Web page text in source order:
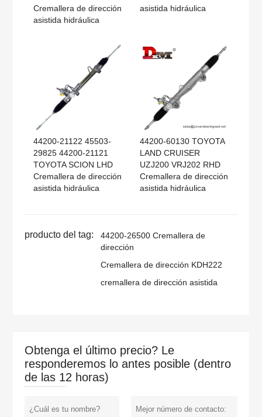
Cremallera de dirección
asistida hidráulica
asistida hidráulica
44200-21122 45503-
29825 44200-21121
TOYOTA SCION LHD
Cremallera de dirección
asistida hidráulica
44200-60130 TOYOTA
LAND CRUISER
UZJ200 VRJ202 RHD
Cremallera de dirección
asistida hidráulica
producto del tag:
44200-26500 Cremallera de
dirección
Cremallera de dirección KDH222
cremallera de dirección asistida
Obtenga el último precio? Le
responderemos lo antes posible (dentro
de las 12 horas)